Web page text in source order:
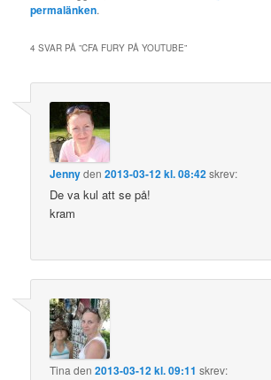
permalänken.
4 SVAR PÅ ”CFA FURY PÅ YOUTUBE”
Jennyden2013-03-12 kl. 08:42skrev:
De va kul att se på!
kram
Tinaden2013-03-12 kl. 09:11 skrev: